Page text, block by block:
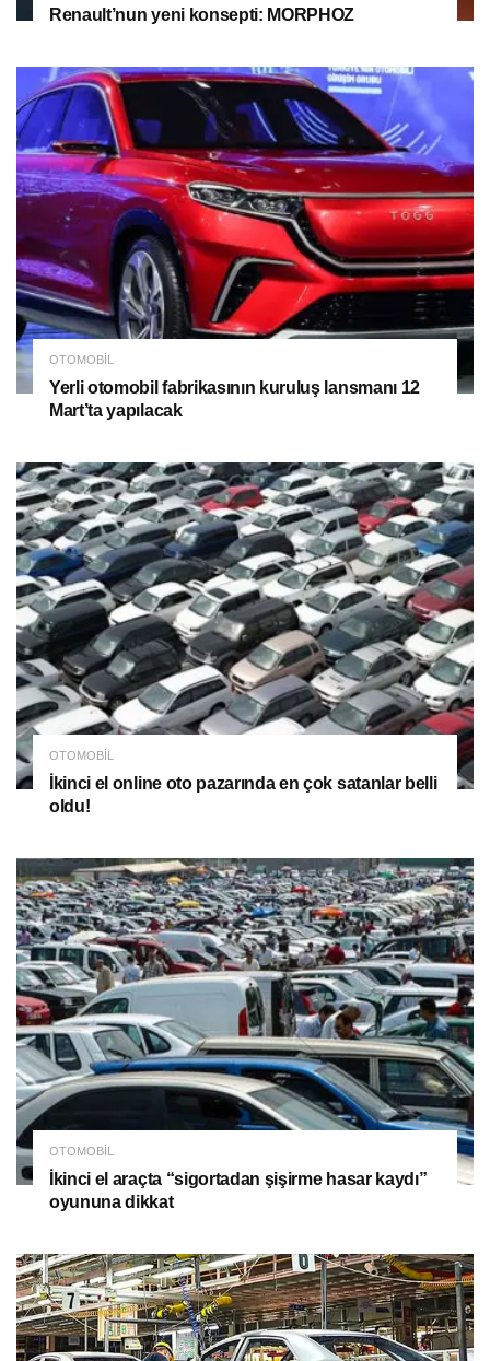
Renault’nun yeni konsepti: MORPHOZ
OTOMOBIL
Yerli otomobil fabrikasının kuruluş lansmanı 12
Mart’ta yapılacak
OTOMOBIL
İkinci el online oto pazarında en çok satanlar belli
oldu!
OTOMOBIL
İkinci el araçta “sigortadan şişirme hasar kaydı”
oyununa dikkat